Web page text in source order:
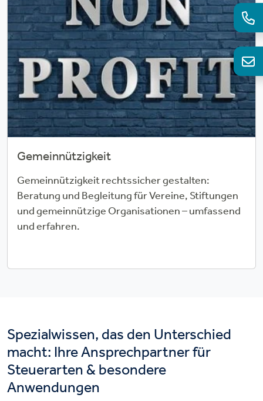
Gemeinnützigkeit
Gemeinnützigkeit rechtssicher gestalten:
Beratung und Begleitung für Vereine, Stiftungen
und gemeinnützige Organisationen – umfassend
und erfahren.
Spezialwissen, das den Unterschied
macht: Ihre Ansprechpartner für
Steuerarten & besondere
Anwendungen